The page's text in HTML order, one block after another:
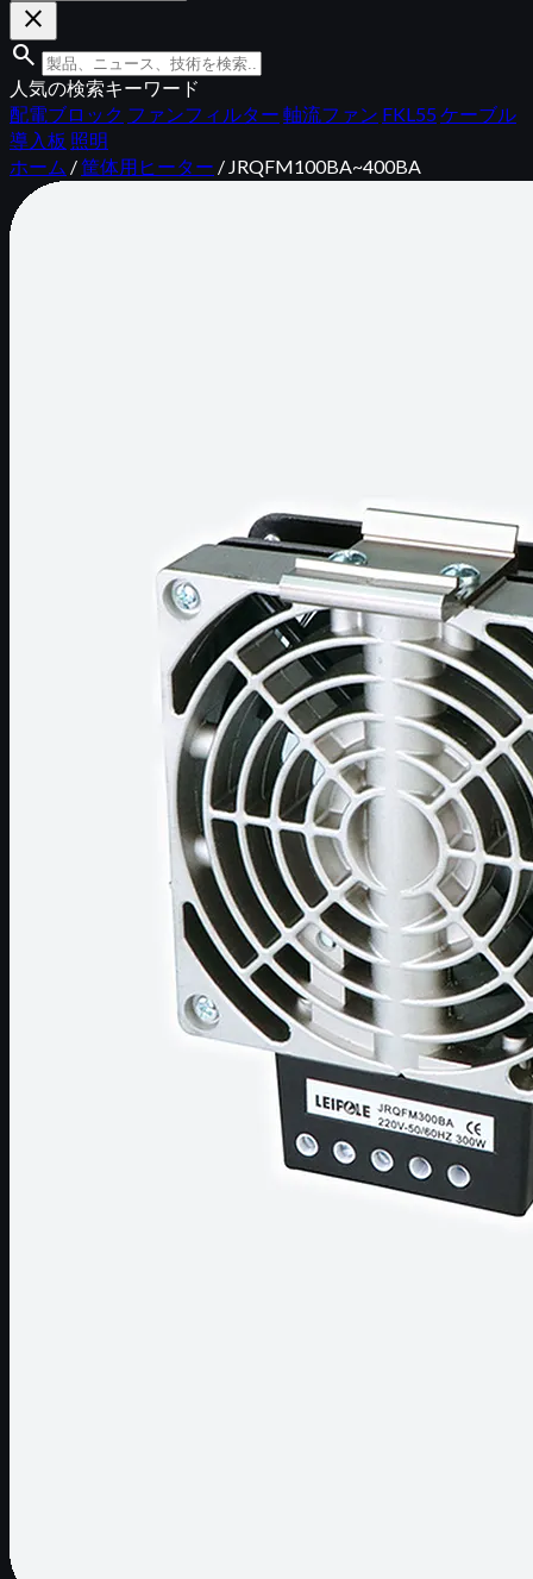
close
search
人気の検索キーワード
配電ブロック ファンフィルター 軸流ファン FKL55 ケーブル
導入板 照明
ホーム /筐体用ヒーター / JRQFM100BA~400BA